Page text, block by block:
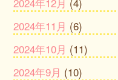
2024年11月 (6)
2024年10月 (11)
2024年9月 (10)